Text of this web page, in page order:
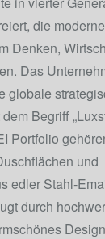
die
Denken,
Das
globale
Begriff
Portfolio
und
edler Stahl-
durch